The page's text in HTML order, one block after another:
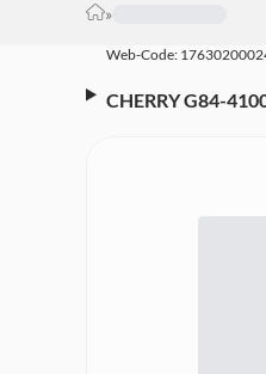
»
Web-Code:
CHERRY G84-